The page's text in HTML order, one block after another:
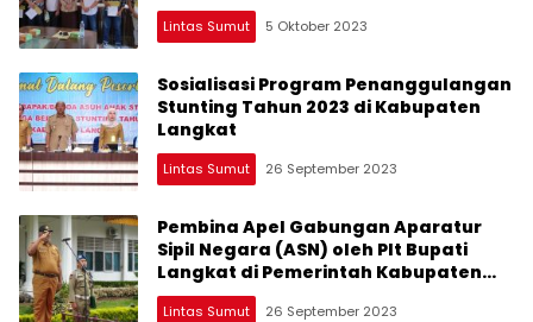
Lintas Sumut 5 Oktober 2023
Sosialisasi Program Penanggulangan
Stunting Tahun 2023 di Kabupaten
Langkat
Lintas Sumut 26 September 2023
Pembina Apel Gabungan Aparatur
Sipil Negara (ASN) oleh Plt Bupati
Langkat di Pemerintah Kabupaten
Langkat
Lintas Sumut 26 September 2023